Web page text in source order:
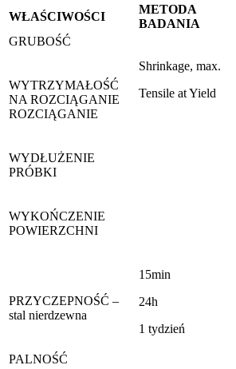
WŁAŚCIWOŚCI
METODA
BADANIA
GRUBOŚĆ
WYTRZYMAŁOŚĆ
NA ROZCIĄGANIE
ROZCIĄGANIE
Shrinkage, max.
Tensile at Yield
WYDŁUŻENIE
PRÓBKI
WYKOŃCZENIE
POWIERZCHNI
PRZYCZEPNOŚĆ –
stal nierdzewna
15min
24h
1 tydzień
PALNOŚĆ